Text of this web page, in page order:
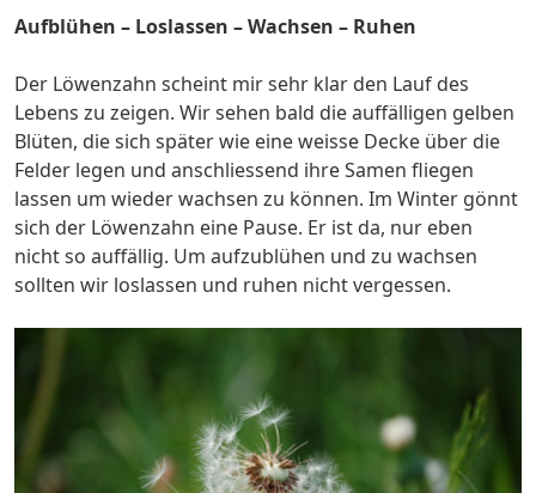
Aufblühen – Loslassen – Wachsen – Ruhen
Der Löwenzahn scheint mir sehr klar den Lauf des
Lebens zu zeigen. Wir sehen bald die auffälligen gelben
Blüten, die sich später wie eine weisse Decke über die
Felder legen und anschliessend ihre Samen fliegen
lassen um wieder wachsen zu können. Im Winter gönnt
sich der Löwenzahn eine Pause. Er ist da, nur eben
nicht so auffällig. Um aufzublühen und zu wachsen
sollten wir loslassen und ruhen nicht vergessen.